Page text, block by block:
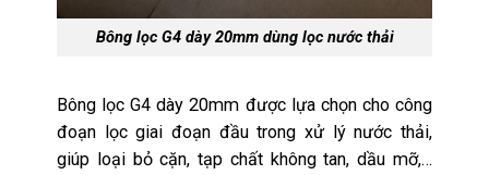
Bông lọc G4 dày 20mm dùng lọc nước thải
Bông lọc G4 dày 20mm được lựa chọn cho công
đoạn lọc giai đoạn đầu trong xử lý nước thải,
giúp loại bỏ cặn, tạp chất không tan, dầu mỡ,…